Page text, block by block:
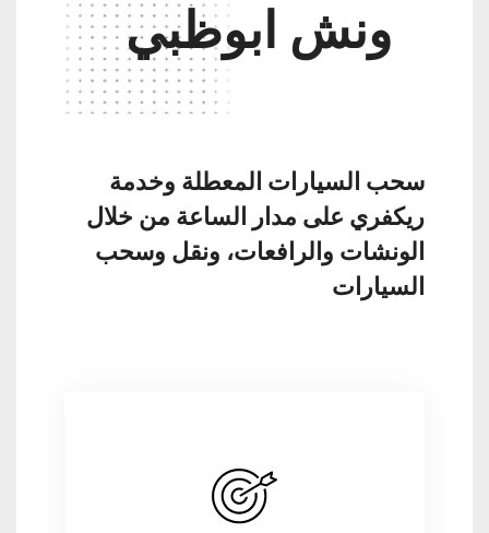
ونش ابوظبي
سحب السيارات المعطلة وخدمة
ريكفري على مدار الساعة من خلال
الونشات والرافعات، ونقل وسحب
السيارات